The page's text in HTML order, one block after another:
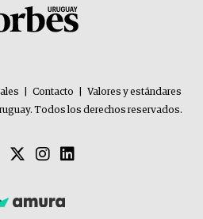
Contacto
Valores y estándares
Todos los derechos reservados.